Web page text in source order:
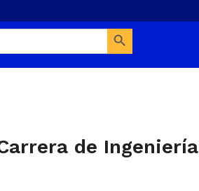
Search Button
de Ingeniería